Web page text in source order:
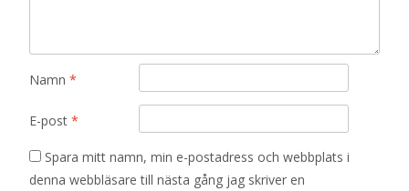
Namn *
E-post *
Spara mitt namn, min e-postadress och webbplats i
denna webbläsare till nästa gång jag skriver en